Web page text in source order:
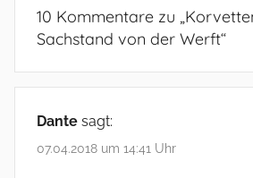
10 Kommentare zu „
Sachstand von der Werft“
Dante sagt:
07.04.2018 um 14:41 Uhr